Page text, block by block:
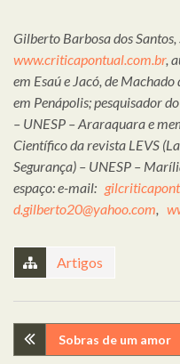
Gilberto Barbosa dos
www.criticapontual.com.br,
em Esaú e Jacó, de
em Penápolis; pesquisador
– UNESP – Araraquara e
Científico da revista LEVS
Segurança) – UNESP –
espaço: e-mail:
d.gilberto20@yahoo.com
Artigos
Navegação
Sobras de um amor